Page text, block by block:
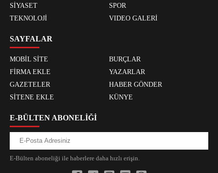
SİYASET
SPOR
TEKNOLOJİ
VIDEO GALERİ
SAYFALAR
MOBİL SİTE
BURÇLAR
FİRMA EKLE
YAZARLAR
GAZETELER
HABER GÖNDER
SİTENE EKLE
KÜNYE
E-BÜLTEN ABONELİĞİ
E-Bülten aboneliği ile haberlere daha hızlı erişin.